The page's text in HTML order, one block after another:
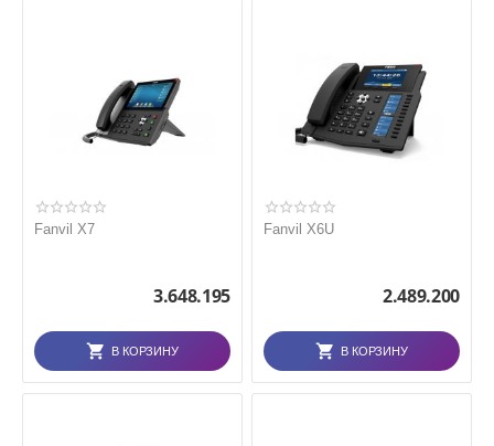
Fanvil X7
3.648.195
В КОРЗИНУ
Fanvil X6U
2.489.200
В КОРЗИНУ